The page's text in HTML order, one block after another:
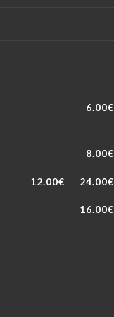
6.00€
8.00€
12.00€ 24.00€
16.00€